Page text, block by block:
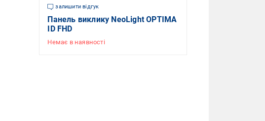
залишити відгук
Панель виклику NeoLight OPTIMA
ID FHD
Немає в наявності